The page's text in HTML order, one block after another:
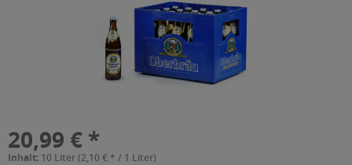
20,99 € *
Inhalt: 10 Liter (2,10 € * / 1 Liter)